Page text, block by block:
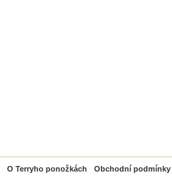
O Terryho ponožkách Obchodní podmínky
PayPal